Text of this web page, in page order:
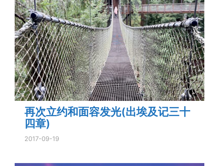
再次立约和面容发光(出埃及记三十
四章)
2017-09-19